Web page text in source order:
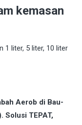
kemasan
1 liter, 5 liter, 10 liter
Aerob di Bau-
Solusi TEPAT,